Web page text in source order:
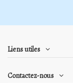
Liens utiles
Contactez-nous